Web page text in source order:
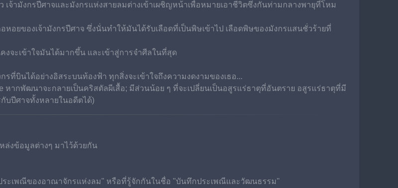
จ้ามังกรปีศาจและมังกรแห่งสายลมต่างเข้าเผชิญหน้าเพื่อหมายเอาชีวิตซึ่งกันท่ามกลางพายุที่โหม
อยของเจ้ามังกรปีศาจ ซึ่งนั่นทำให้มันได้รับเลือดที่เป็นพิษเข้าไป เลือดพิษของมังกรแสนชั่วร้ายที่
งจะเข้าใจมันได้มากขึ้น และเข้าสู่การจำศีลในที่สุด
รที่บินได้อย่างอิสระบนท้องฟ้า ทุกสิ่งจะเข้าใจถึงความงดงามของเธอ...
หากพัฒนาจะกลายเป็นคริสตัลผีเสื้อ; มีส่วนน้อย ๆ ที่จะเปลี่ยนเป็นอสูรแร่ธาตุที่อันตราย อสูรแร่ธาตุที่มี
บปีศาจทั้งหลายในอดีตได้)
ล่งข้อมูลต่างๆ มาไว้ด้วยกัน
ระเพณีของอาณาจักรแห่งลม" หรือที่รู้จักกันในชื่อ "บันทึกประเพณีและวัฒนธรรม"